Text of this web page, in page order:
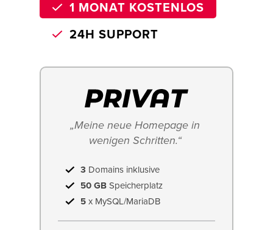
1 MONAT KOSTENLOS
24H SUPPORT
„Meine neue Homepage in
wenigen Schritten.“
3 Domains inklusive
50 GB Speicherplatz
5 x MySQL/MariaDB